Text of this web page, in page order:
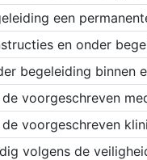
een
en onder
begeleiding binnen
voorgeschreven
voorgeschreven
volgens de